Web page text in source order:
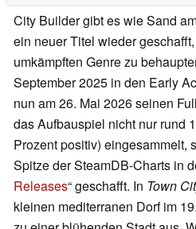
City Builder gibt es wie Sand
ein neuer Titel wieder
umkämpften Genre zu
September 2025 in den Early
nun am 26. Mai 2026 seinen
das Aufbauspiel nicht nur rund
Prozent positiv) eingesammelt,
Spitze der SteamDB-Charts in
Releases“ geschafft. In Town
kleinen mediterranen Dorf im